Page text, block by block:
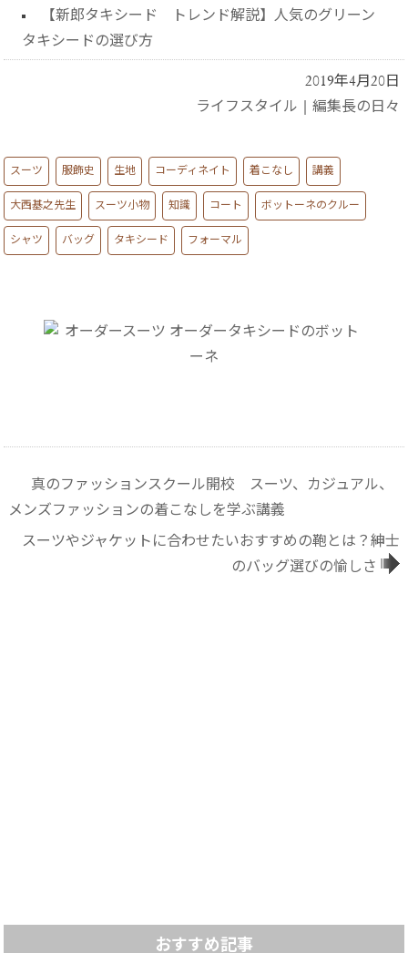
【新郎タキシード トレンド解説】人気のグリーン
タキシードの選び方
2019年4月20日
ライフスタイル
編集長の日々
スーツ 服飾史 生地 コーディネイト 着こなし 講義
大西基之先生 スーツ小物 知識 コート ボットーネのクルー
シャツ バッグ タキシード フォーマル
真のファッションスクール開校 スーツ、カジュアル、
メンズファッションの着こなしを学ぶ講義
スーツやジャケットに合わせたいおすすめの鞄とは？紳士
のバッグ選びの愉しさ
おすすめ記事